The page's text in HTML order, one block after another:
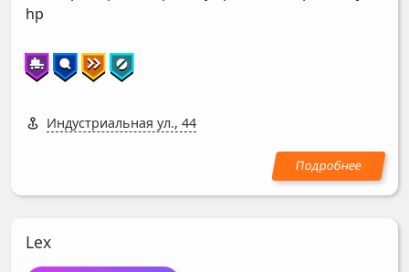
hp
Индустриальная ул., 44
Lex